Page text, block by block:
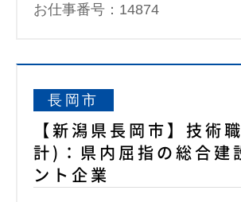
お仕事番号：14874
長岡市
【新潟県長岡市】技術
計)：県内屈指の総合建
ント企業